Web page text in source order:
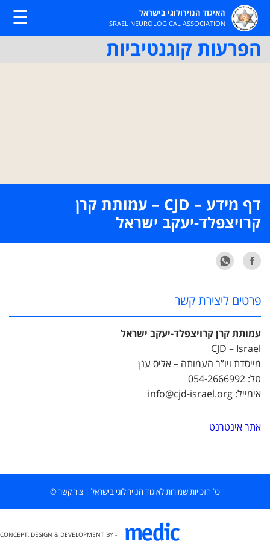
האיגוד הנוירולוגי בישראל
ISRAEL NEUROLOGICAL ASSOCIATION
☰
הפרעות קוגנטיביות
דף מידע – CJD – עמותת קרן
קרויצפלד-יעקב ישראל
פרטים ליצירת קשר
עמותת קרן קרויצפלד-יעקב ישראל
CJD – Israel
מייסדת ויו”ר העמותה – אליס ענן
טל: 054-2666992
אימייל: info@cjd-israel.org
אתר אינטרנט
כל הזכויות שמורות לאיגוד הנוירולוגי בישראל | צור קשר©
CONCEPT, DESIGN & DEVELOPMENT BY -